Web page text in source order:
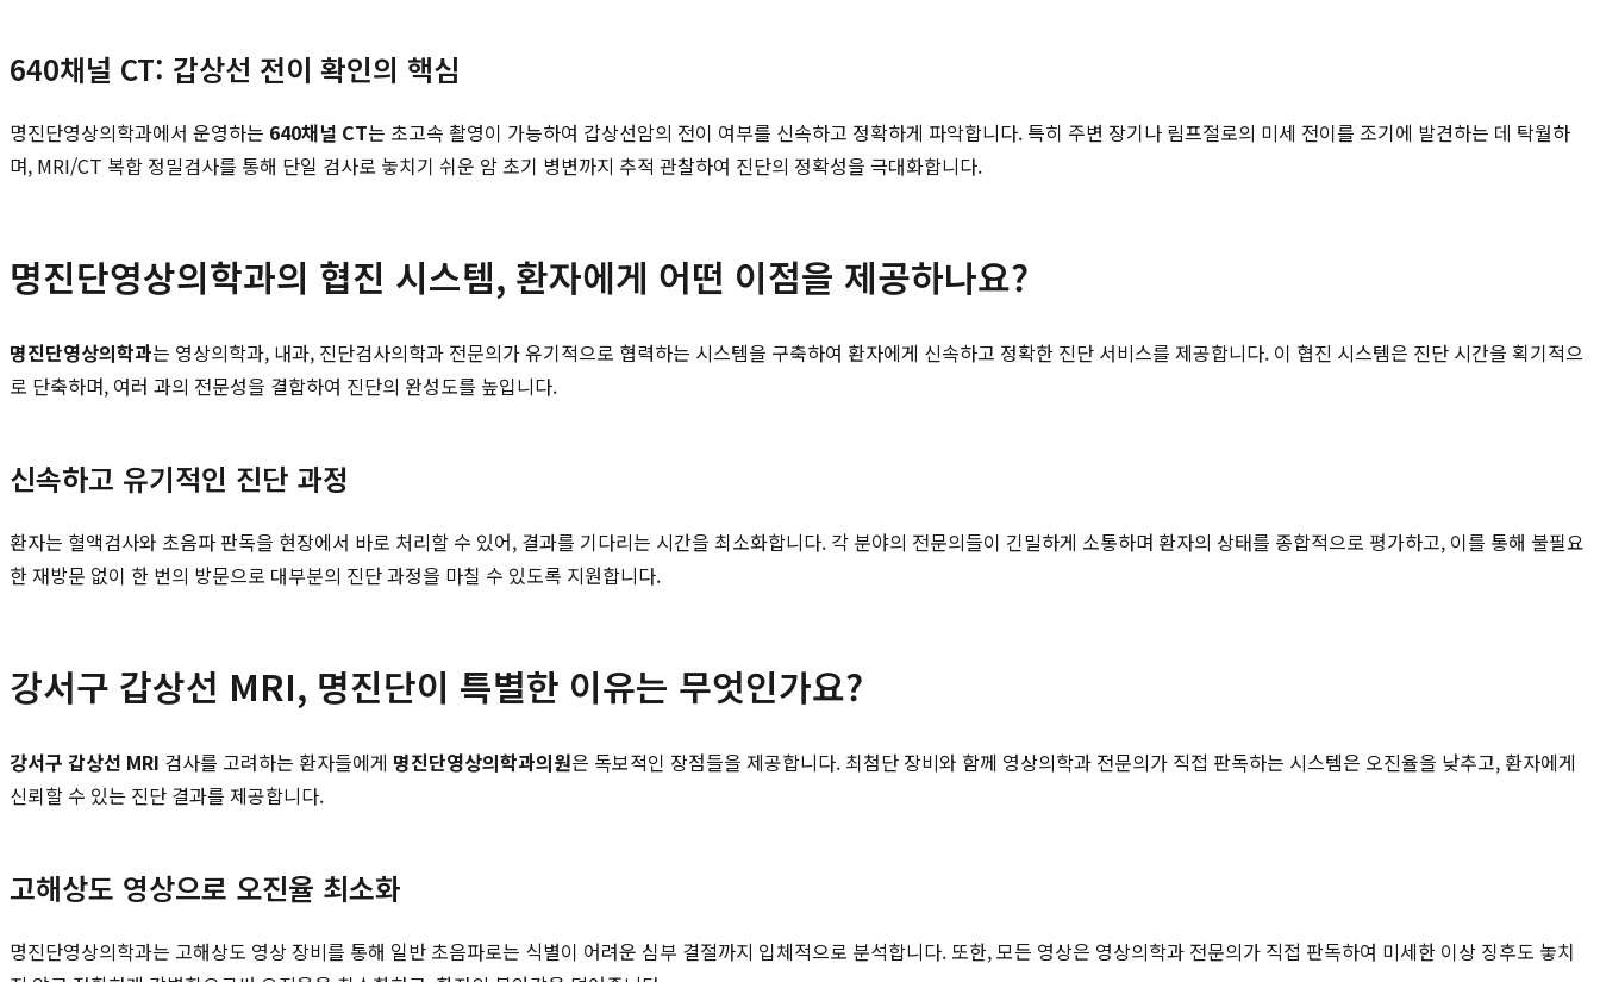
640채널 CT: 갑상선 전이 확인의 핵심
명진단영상의학과에서 운영하는 640채널 CT는 초고속 촬영이 가능하여 갑상선암의 전이 여부를 신속하고 정확하게 파악합니다. 특히 주변 장기나 림프절로의 미세 전이를 조기에 발견하는 데 탁월하
며, MRI/CT 복합 정밀검사를 통해 단일 검사로 놓치기 쉬운 암 초기 병변까지 추적 관찰하여 진단의 정확성을 극대화합니다.
명진단영상의학과의 협진 시스템, 환자에게 어떤 이점을 제공하나요?
명진단영상의학과는 영상의학과, 내과, 진단검사의학과 전문의가 유기적으로 협력하는 시스템을 구축하여 환자에게 신속하고 정확한 진단 서비스를 제공합니다. 이 협진 시스템은 진단 시간을 획기적으
로 단축하며, 여러 과의 전문성을 결합하여 진단의 완성도를 높입니다.
신속하고 유기적인 진단 과정
환자는 혈액검사와 초음파 판독을 현장에서 바로 처리할 수 있어, 결과를 기다리는 시간을 최소화합니다. 각 분야의 전문의들이 긴밀하게 소통하며 환자의 상태를 종합적으로 평가하고, 이를 통해 불필요
한 재방문 없이 한 번의 방문으로 대부분의 진단 과정을 마칠 수 있도록 지원합니다.
강서구 갑상선 MRI, 명진단이 특별한 이유는 무엇인가요?
강서구 갑상선 MRI 검사를 고려하는 환자들에게 명진단영상의학과의원은 독보적인 장점들을 제공합니다. 최첨단 장비와 함께 영상의학과 전문의가 직접 판독하는 시스템은 오진율을 낮추고, 환자에게
신뢰할 수 있는 진단 결과를 제공합니다.
고해상도 영상으로 오진율 최소화
명진단영상의학과는 고해상도 영상 장비를 통해 일반 초음파로는 식별이 어려운 심부 결절까지 입체적으로 분석합니다. 또한, 모든 영상은 영상의학과 전문의가 직접 판독하여 미세한 이상 징후도 놓치